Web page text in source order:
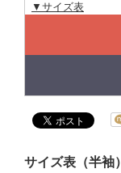
▼サイズ表
サイズ表（半袖）